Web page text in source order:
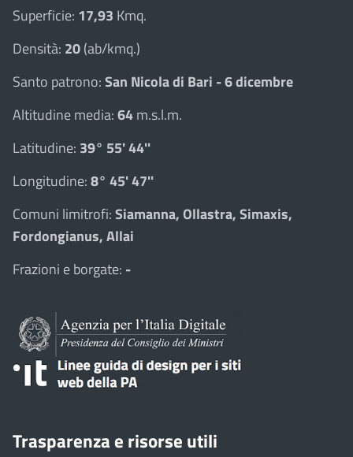
Superficie: 17,93 Kmq.
Densità: 20(ab/kmq.)
Santo patrono:San Nicola di Bari - 6 dicembre
Altitudine media:64m.s.l.m.
Latitudine: 39° 55' 44''
Longitudine:8° 45' 47''
Comuni limitrofi:Siamanna, Ollastra, Simaxis,
Fordongianus, Allai
Frazioni e borgate: -
Trasparenza e risorse utili